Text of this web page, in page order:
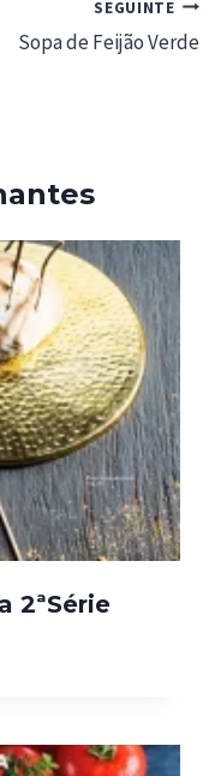
SEGUINTE
Sopa de Feijão Verde
2ªSérie